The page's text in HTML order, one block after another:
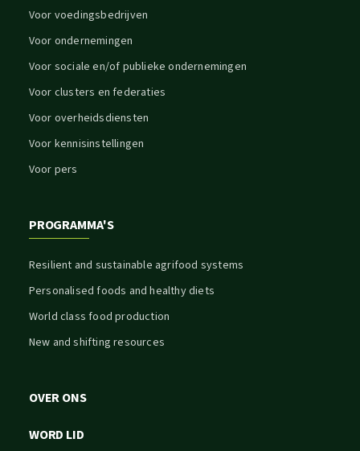
Voor voedingsbedrijven
Voor ondernemingen
Voor sociale en/of publieke ondernemingen
Voor clusters en federaties
Voor overheidsdiensten
Voor kennisinstellingen
Voor pers
PROGRAMMA'S
Resilient and sustainable agrifood systems
Personalised foods and healthy diets
World class food production
New and shifting resources
OVER ONS
WORD LID